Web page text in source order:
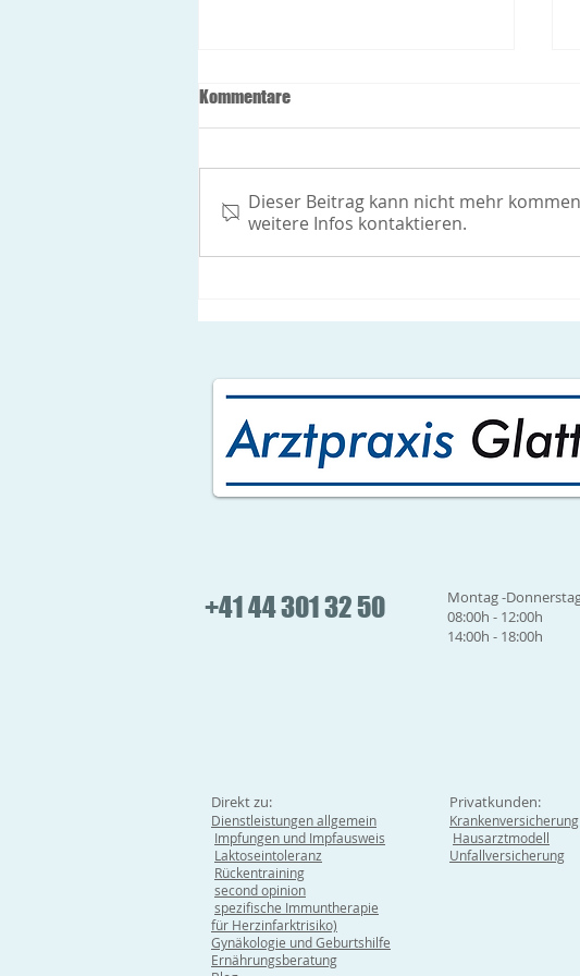
Öffnungszeiten während der
Feiertage
Gynäkologie: geschlossen
Montag 27.12.2021 und
Dienstag 28.12.2021:
Kommentare
Dieser Beitrag kann nicht mehr
weitere Infos kontaktieren.
+41 44 301 32 50
Montag -
08:00h - 12:00h
14:00h - 18:00h
Direkt zu:
Dienstleistungen allgemein
Impfungen und Impfausweis
Laktoseintoleranz
Rückentraining
second opinion
spezifische Immuntherapie
für Herzinfarktrisiko)
Gynäkologie und Geburtshilfe
Ernährungsberatung
Privatkunden:
Krankenversicherung
Hausarztmodell
Unfallversicherung